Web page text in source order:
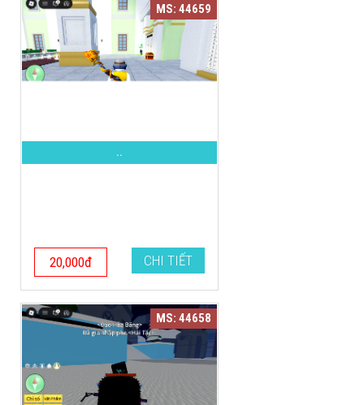
MS: 44659
..
20,000đ CHI TIẾT
MS: 44658